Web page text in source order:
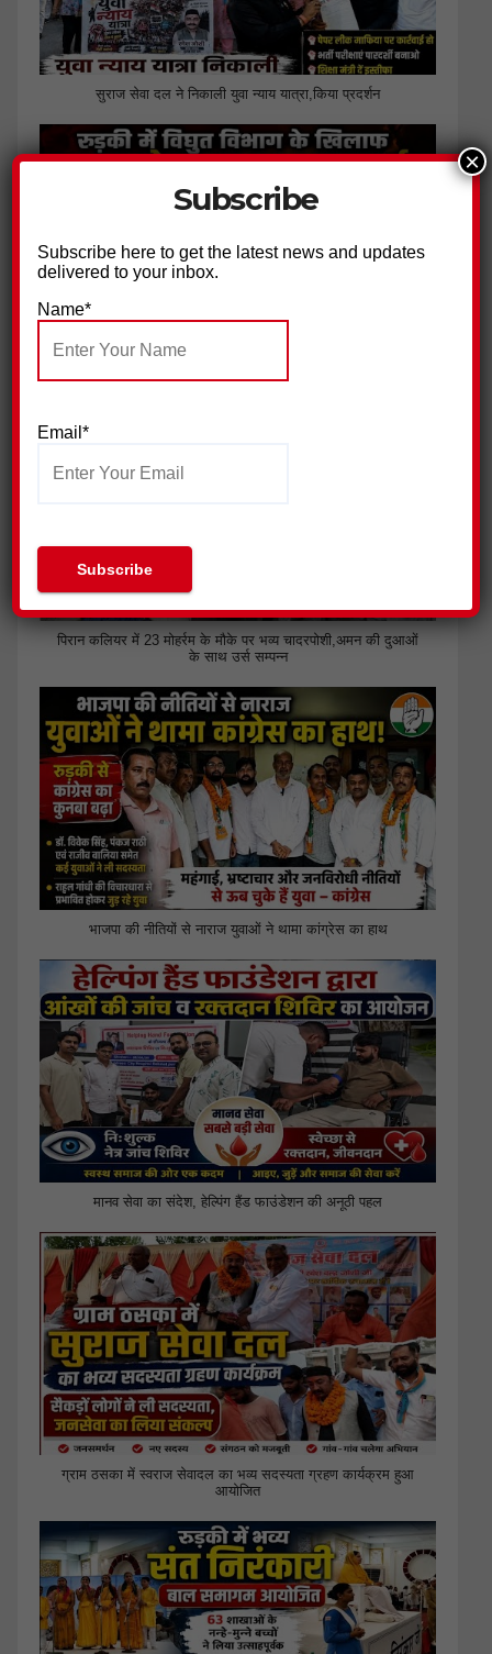
सुराज सेवा दल ने निकाली युवा न्याय यात्रा,किया प्रदर्शन
पिरान कलियर में 23 मोहर्रम के मौके पर भव्य चादरपोशी,अमन की दुआओं
के साथ उर्स सम्पन्न
भाजपा की नीतियों से नाराज युवाओं ने थामा कांग्रेस का हाथ
मानव सेवा का संदेश, हेल्पिंग हैंड फाउंडेशन की अनूठी पहल
ग्राम ठसका में स्वराज सेवादल का भव्य सदस्यता ग्रहण कार्यक्रम हुआ
आयोजित
Subscribe
Subscribe here to get the latest news and updates
delivered to your inbox.
Name*
Email*
×